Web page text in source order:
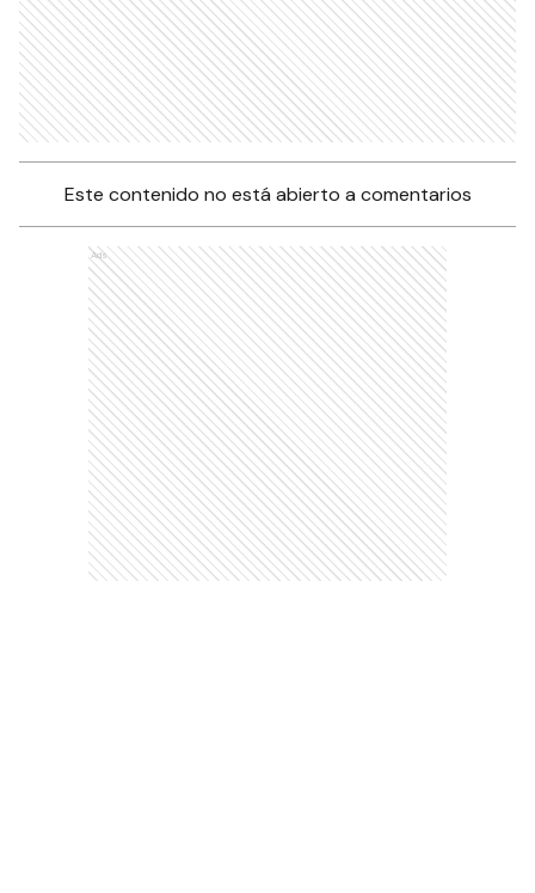
Este contenido no está abierto a comentarios
Ads